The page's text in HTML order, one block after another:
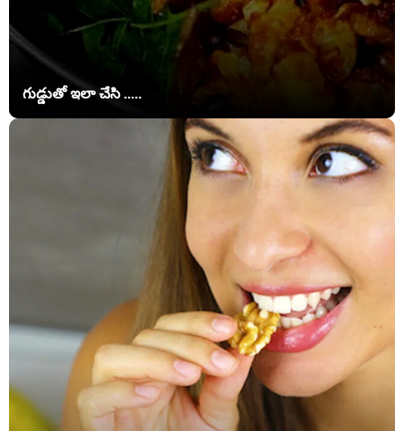
గుడ్డుతో ఇలా చేసి .....